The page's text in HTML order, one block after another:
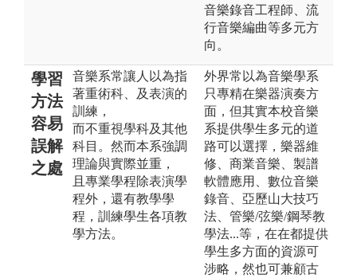
音樂錄音工程師、流
行音樂編曲等多元方
向。
學習
方法
容易
誤解
之處
音樂系常讓人以為指
著重術科、及表演的
訓練，
而不重視學科及其他
科目。然而本系強調
理論與實際並重，
且專業學程除表演學
程外，還有教學學
程，訓練學生各項教
學方法。
外界常以為音樂學系
只專精在樂器演奏方
面，但其實本校音樂
系提供學生多元的道
路可以選擇，樂器維
修、商業音樂、製譜
軟體應用、數位音樂
錄音、亞歷山大技巧
法、管樂/弦樂/鋼琴教
學法...等，在在都提供
學生多方面的資源可
涉略，然也可兼顧古